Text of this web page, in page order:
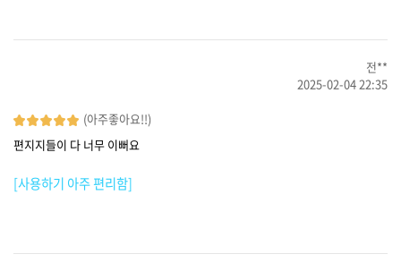
전**
2025-02-04 22:35
(아주좋아요!!)
편지지들이 다 너무 이뻐요
[사용하기 아주 편리함]